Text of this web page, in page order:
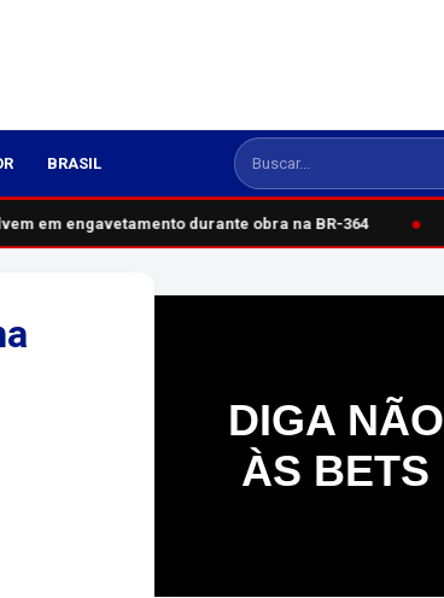
BRASIL
em engavetamento durante obra na BR-364
DIGA NÃO
ÀS BETS